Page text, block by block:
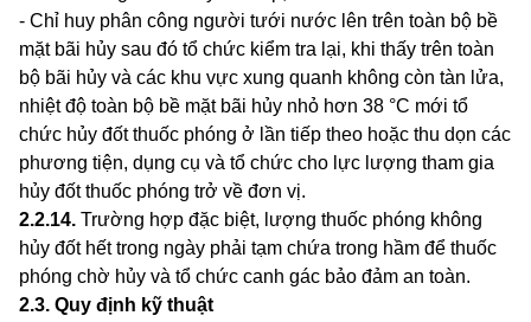
- Chỉ huy phân công người tưới nước lên trên toàn bộ bề
mặt bãi hủy sau đó tổ chức kiểm tra lại, khi thấy trên toàn
bộ bãi hủy và các khu vực xung quanh không còn tàn lửa,
nhiệt độ toàn bộ bề mặt bãi hủy nhỏ hơn 38 °C mới tổ
chức hủy đốt thuốc phóng ở lần tiếp theo hoặc thu dọn các
phương tiện, dụng cụ và tổ chức cho lực lượng tham gia
hủy đốt thuốc phóng trở về đơn vị.
2.2.14. Trường hợp đặc biệt, lượng thuốc phóng không
hủy đốt hết trong ngày phải tạm chứa trong hầm để thuốc
phóng chờ hủy và tổ chức canh gác bảo đảm an toàn.
2.3. Quy định kỹ thuật